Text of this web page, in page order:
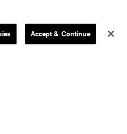
Accept & Continue